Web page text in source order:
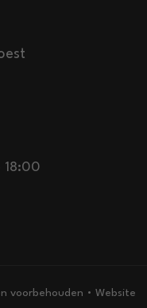
voorbehouden • Website